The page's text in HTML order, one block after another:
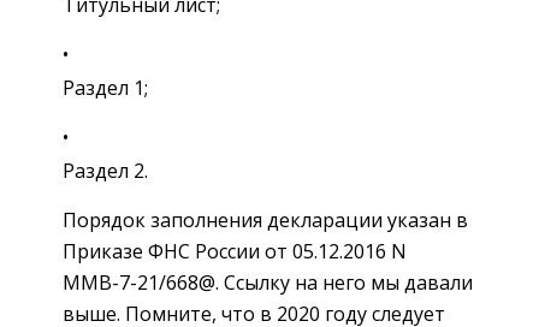
Раздел 1;
Раздел 2.
Порядок заполнения декларации указан в
Приказе ФНС России от 05.12.2016 N
ММВ-7-21/668@. Ссылку на него мы давали
выше. Помните, что в 2020 году следует